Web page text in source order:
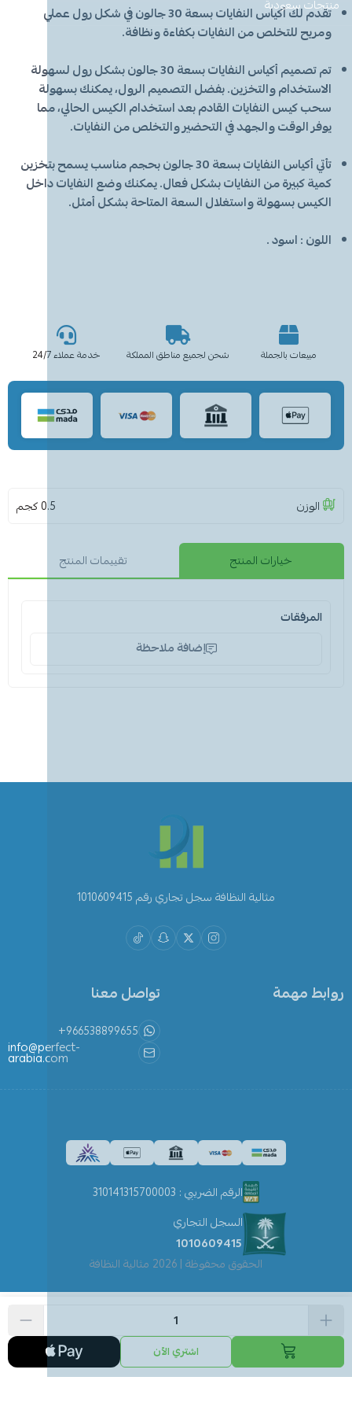
معطر جو
أخرى
قبعة الشيف
مريلة مطبخ
منشفه مايكروفايبر
قصدير ورول تغليف
سفره واكياس نفايات
ملاعق وشوك وسكاكين
الاكواب
حامل اكواب
مزاز واعود تحريك
مكنسة يد
قشاطة
ممسحه
منشفه مايكروفايبر
سلة نفايات
عربة تنظيف
منظفات اليدين
منظفات دورة مياه
معطر ومنعم ملابس
معطر جو
مزيل بقع وملمع
مزيل دهون
مزاز واعواد تحريك
عرض الكل
قفازات
كمامات
غطاء راس
غطاء ذراع
قبعة الشيف
ادوات عناية
عرض الكل
لوشن وكريم
شامبو
معقم
معجون اسنان
شامبو اطفال
كولونيا
بودرة اطفال
عرض الكل
شمعة تسخين الطعام
الحطب
منتجات سعودية
تقدم لك أكياس النفايات بسعة 30 جالون في شكل رول عملي
ومريح للتخلص من النفايات بكفاءة ونظافة.
تم تصميم أكياس النفايات بسعة 30 جالون بشكل رول لسهولة
الاستخدام والتخزين. بفضل التصميم الرول، يمكنك بسهولة
سحب كيس النفايات القادم بعد استخدام الكيس الحالي، مما
يوفر الوقت والجهد في التحضير والتخلص من النفايات.
تأتي أكياس النفايات بسعة 30 جالون بحجم مناسب يسمح بتخزين
كمية كبيرة من النفايات بشكل فعال. يمكنك وضع النفايات داخل
الكيس بسهولة واستغلال السعة المتاحة بشكل أمثل.
اللون : اسود .
مبيعات بالجملة شحن لجميع مناطق المملكة خدمة عملاء 24/7
الوزن 0.5 كجم
خيارات المنتج تقييمات المنتج
المرفقات
إضافة ملاحظة
اشتري الآن
مثالية النظافة سجل تجاري رقم 1010609415
روابط مهمة تواصل معنا
+966538899655
info@perfect-
arabia.com
الحقوق محفوظة | 2026 مثالية النظافة
السجل التجاري
1010609415
الرقم الضريبي : 310141315700003